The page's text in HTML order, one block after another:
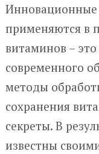
Инновационные
применяются в
витаминов –
современного
методы
сохранения
секреты. В
известны